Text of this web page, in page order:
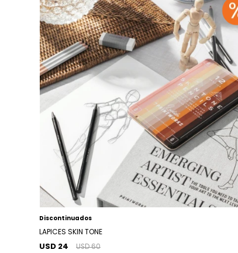
Discontinuados
LAPICES SKIN TONE
USD 24 USD 60